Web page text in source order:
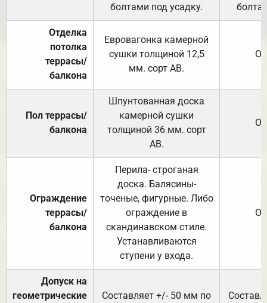
болтами под усадку.
Отделка
потолка
террасы/
балкона
Евровагонка камерной
сушки толщиной 12,5
мм. сорт АВ.
Пол террасы/
балкона
Шпунтованная доска
камерной сушки
толщиной 36 мм. сорт
АВ.
Ограждение
террасы/
балкона
Перила- строганая
доска. Балясины-
точеные, фигурные. Либо
ограждение в
скандинавском стиле.
Устанавливаются
ступени у входа.
Допуск на
геометрические
Составляет +/- 50 мм по